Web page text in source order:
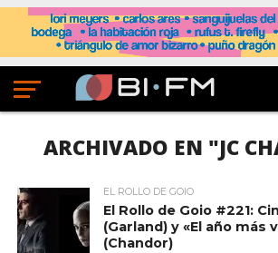
ARCHIVADO EN "JC
EL ROLLO DE GOIO
El Rollo de Goio #221:
(Garland) y «El año más
(Chandor)